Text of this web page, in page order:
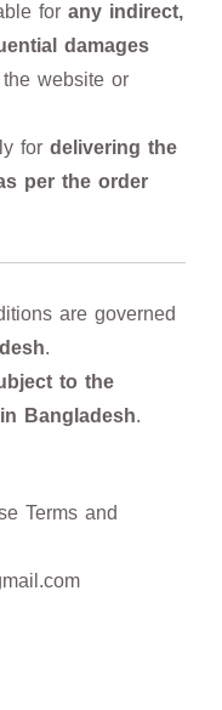
for any indirect,
damages
website or
for delivering the
per the order
are governed
.
to the
Bangladesh.
Terms and